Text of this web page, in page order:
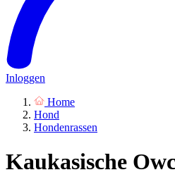
Inloggen
Home
Hond
Hondenrassen
Kaukasische